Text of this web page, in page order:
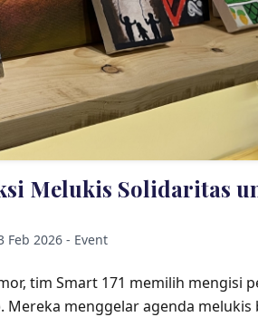
Melukis Solidaritas
Feb 2026 - Event
tim Smart 171 memilih mengisi
Mereka menggelar agenda